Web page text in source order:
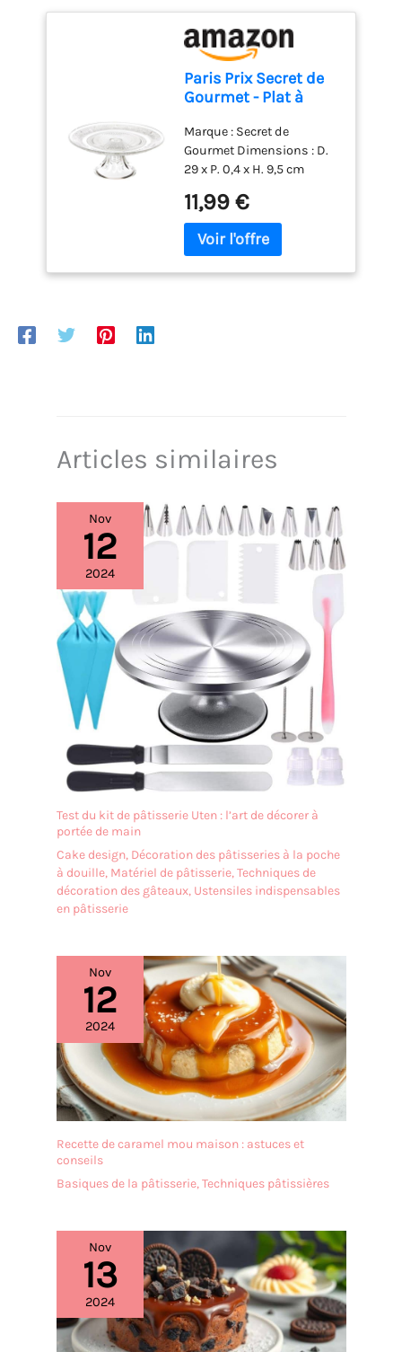
Paris Prix Secret de
Gourmet - Plat à
Renaissance 29cm
Transparent
Marque : Secret de
Gourmet Dimensions : D.
29 x P. 0,4 x H. 9,5 cm
Transparent
11,99 €
Articles similaires
Nov
12
2024
Test du kit de pâtisserie Uten : l’art de décorer à
portée de main
Cake design, Décoration des pâtisseries à la poche
à douille, Matériel de pâtisserie,Techniques de
décoration des gâteaux, Ustensiles indispensables
en pâtisserie
Nov
12
2024
Recette de caramel mou maison : astuces et
conseils
Basiques de la pâtisserie,Techniques pâtissières
Nov
13
2024